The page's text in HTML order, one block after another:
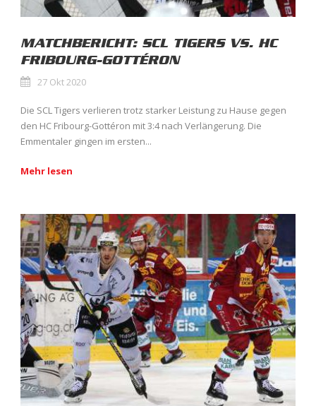
MATCHBERICHT: SCL TIGERS VS. HC
FRIBOURG-GOTTÉRON
27 Okt 2020
Die SCL Tigers verlieren trotz starker Leistung zu Hause gegen
den HC Fribourg-Gottéron mit 3:4 nach Verlängerung. Die
Emmentaler gingen im ersten...
Mehr lesen